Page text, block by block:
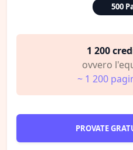
500
1 200
ovvero
~ 1 200
PROVATE